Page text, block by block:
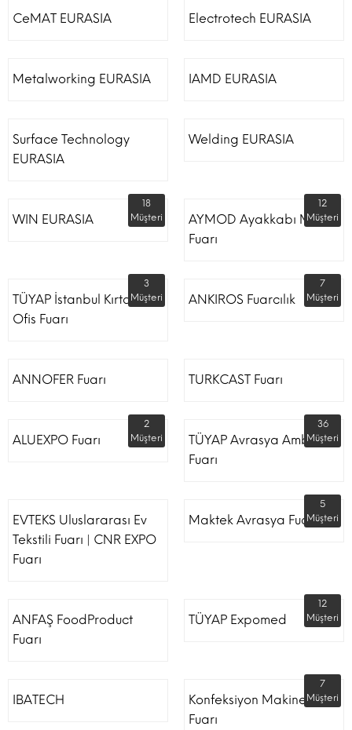
CeMAT EURASIA Electrotech EURASIA
Metalworking EURASIA IAMD EURASIA
Surface Technology
EURASIA
Welding EURASIA
WIN EURASIA
18
Müşteri
AYMOD Ayakkabı Moda
Fuarı
12
Müşteri
TÜYAP İstanbul Kırtasiye
Ofis Fuarı
3
Müşteri
ANKIROS Fuarcılık
7
Müşteri
ANNOFER Fuarı TURKCAST Fuarı
ALUEXPO Fuarı
2
Müşteri
TÜYAP Avrasya Ambalaj
Fuarı
36
Müşteri
EVTEKS Uluslararası Ev
Tekstili Fuarı | CNR EXPO
Fuarı
Maktek Avrasya Fuarı
5
Müşteri
ANFAŞ FoodProduct
Fuarı
TÜYAP Expomed
12
Müşteri
IBATECH
Konfeksiyon Makinesi
Fuarı
7
Müşteri